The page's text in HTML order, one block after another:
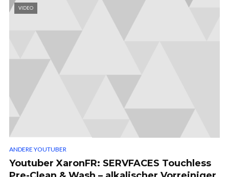
VIDEO
ANDERE YOUTUBER
Youtuber XaronFR: SERVFACES Touchless